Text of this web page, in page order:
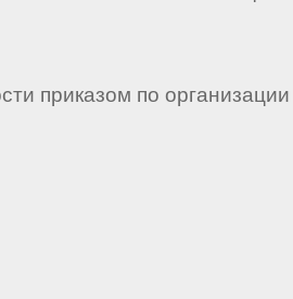
приказом по организации